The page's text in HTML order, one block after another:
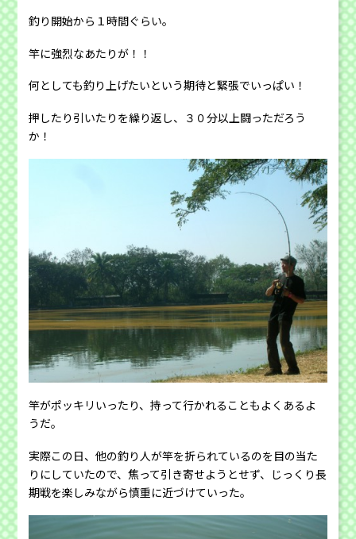
釣り開始から１時間ぐらい。
竿に強烈なあたりが！！
何としても釣り上げたいという期待と緊張でいっぱい！
押したり引いたりを繰り返し、３０分以上闘っただろう
か！
竿がポッキリいったり、持って行かれることもよくあるよ
うだ。
実際この日、他の釣り人が竿を折られているのを目の当た
りにしていたので、焦って引き寄せようとせず、じっくり長
期戦を楽しみながら慎重に近づけていった。